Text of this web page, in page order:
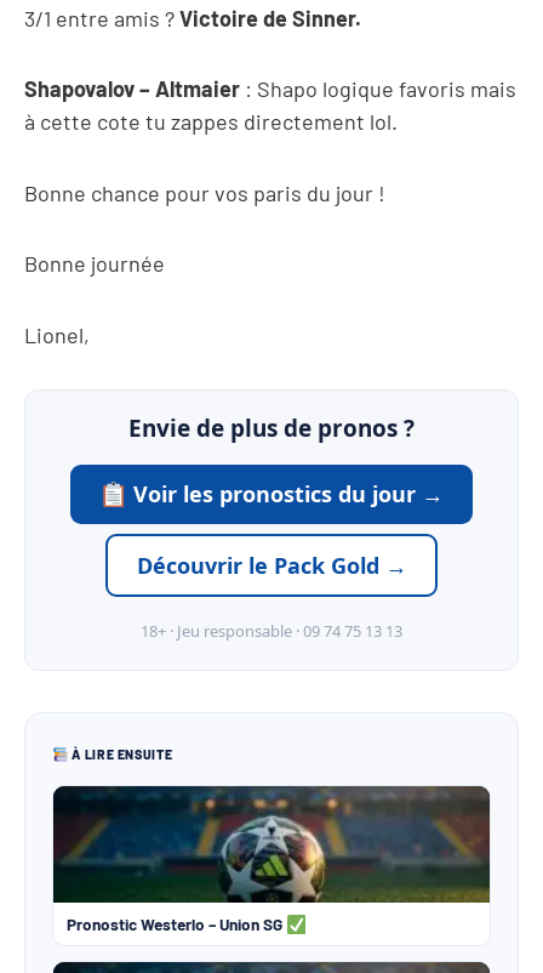
3/1 entre amis ?Victoire de Sinner.
Shapovalov – Altmaier : Shapo logique favoris mais
à cette cote tu zappes directement lol.
Bonne chance pour vos paris du jour !
Bonne journée
Lionel,
Envie de plus de pronos ?
Voir les pronostics du jour →
Découvrir le Pack Gold →
18+ · Jeu responsable · 09 74 75 13 13
À LIRE ENSUITE
Pronostic Westerlo – Union SG